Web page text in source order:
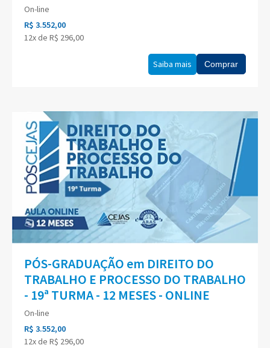
On-line
R$ 3.552,00
12x de R$ 296,00
Saiba mais Comprar
PÓS-GRADUAÇÃO em DIREITO DO
TRABALHO E PROCESSO DO TRABALHO
- 19ª TURMA - 12 MESES - ONLINE
On-line
R$ 3.552,00
12x de R$ 296,00